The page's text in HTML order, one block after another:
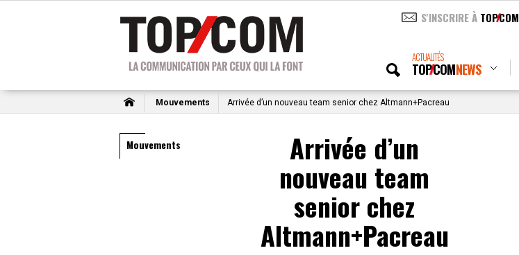
S'INSCRIRE À TOPCOM
ACTUALITÉS
TOPCOMNEWS
Mouvements Arrivée d’un nouveau team senior chez Altmann+Pacreau
Mouvements Arrivée d’un
nouveau team
senior chez
Altmann+Pacreau